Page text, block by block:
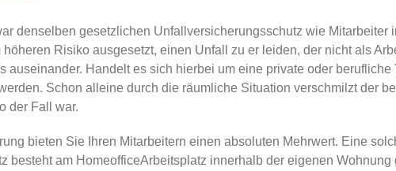
denselben gesetzlichen Unfallversicherungsschutz wie Mitarbeiter
Risiko ausgesetzt, einen Unfall zu er­ leiden, der nicht als
auseinander. Handelt es sich hierbei um eine private oder
Schon alleine durch die räumliche Situation verschmilzt der
der Fall war.
bieten Sie Ihren Mitarbeitern einen absoluten Mehrwert. Eine
besteht am Homeoffice­Arbeitsplatz innerhalb der eigenen